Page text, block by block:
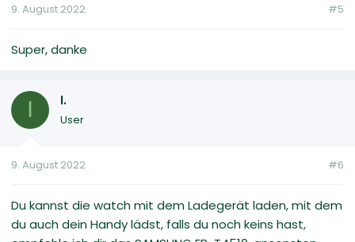
9. August 2022 #5
Super, danke
I I.
User
9. August 2022 #6
Du kannst die watch mit dem Ladegerät laden, mit dem
du auch dein Handy lädst, falls du noch keins hast,